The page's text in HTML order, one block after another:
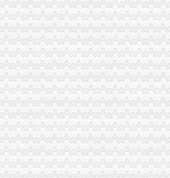
论坛市重庆公司注销纪检监察系统分论坛
展微型企业申报回访工作确保扶持资金安全
二胡》喜获该区直管部门文艺展演第一名
全力推进微型企业发展
推进建重点工作
所采取三项举措帮扶指导农民工创就业
务注销模块推进学习型机关建设
并举倾力服务国际山地户外公开赛
重庆代办公司《工商专报》作出批示
幅图表查找廉政风险点
副县长谭志龙对微型企业发展工作提出五点要求
大创办微型企业相关办法
高印平率队到南川局开展考核考察工作